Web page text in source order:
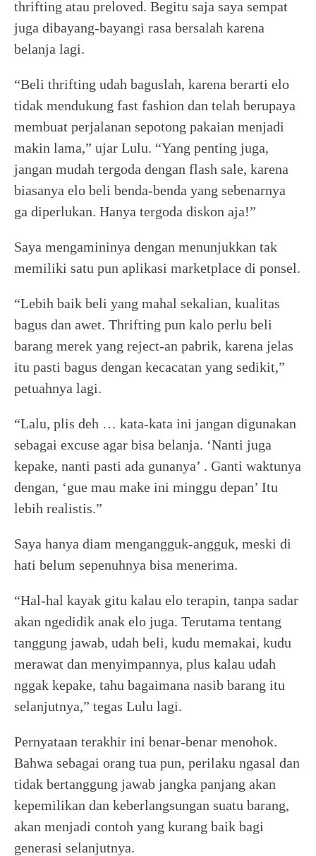
thrifting atau preloved. Begitu saja saya sempat
juga dibayang-bayangi rasa bersalah karena
belanja lagi.
“Beli thrifting udah baguslah, karena berarti elo
tidak mendukung fast fashion dan telah berupaya
membuat perjalanan sepotong pakaian menjadi
makin lama,” ujar Lulu. “Yang penting juga,
jangan mudah tergoda dengan flash sale, karena
biasanya elo beli benda-benda yang sebenarnya
ga diperlukan. Hanya tergoda diskon aja!”
Saya mengamininya dengan menunjukkan tak
memiliki satu pun aplikasi marketplace di ponsel.
“Lebih baik beli yang mahal sekalian, kualitas
bagus dan awet. Thrifting pun kalo perlu beli
barang merek yang reject-an pabrik, karena jelas
itu pasti bagus dengan kecacatan yang sedikit,”
petuahnya lagi.
“Lalu, plis deh … kata-kata ini jangan digunakan
sebagai excuse agar bisa belanja. ‘Nanti juga
kepake, nanti pasti ada gunanya’ . Ganti waktunya
dengan, ‘gue mau make ini minggu depan’ Itu
lebih realistis.”
Saya hanya diam mengangguk-angguk, meski di
hati belum sepenuhnya bisa menerima.
“Hal-hal kayak gitu kalau elo terapin, tanpa sadar
akan ngedidik anak elo juga. Terutama tentang
tanggung jawab, udah beli, kudu memakai, kudu
merawat dan menyimpannya, plus kalau udah
nggak kepake, tahu bagaimana nasib barang itu
selanjutnya,” tegas Lulu lagi.
Pernyataan terakhir ini benar-benar menohok.
Bahwa sebagai orang tua pun, perilaku ngasal dan
tidak bertanggung jawab jangka panjang akan
kepemilikan dan keberlangsungan suatu barang,
akan menjadi contoh yang kurang baik bagi
generasi selanjutnya.